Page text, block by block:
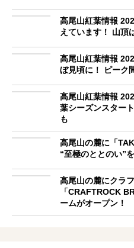
高尾山紅葉情報
えています！ 山頂
高尾山紅葉情報
ぼ見頃に！ ピーク
高尾山紅葉情報
葉シーズンスター
も
高尾山の麓に「
“至極のととのい”
高尾山の麓にクラ
「CRAFTROCK
ームがオープン！